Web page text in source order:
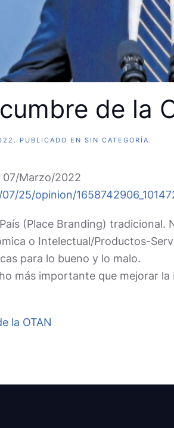
de la
. PUBLICADO EN SIN CATEGORÍA .
07/Marzo/2022
25/opinion/
(Place Branding)
o Intelectual/Productos-
para lo bueno y lo malo.
más importante que mejorar
la OTAN